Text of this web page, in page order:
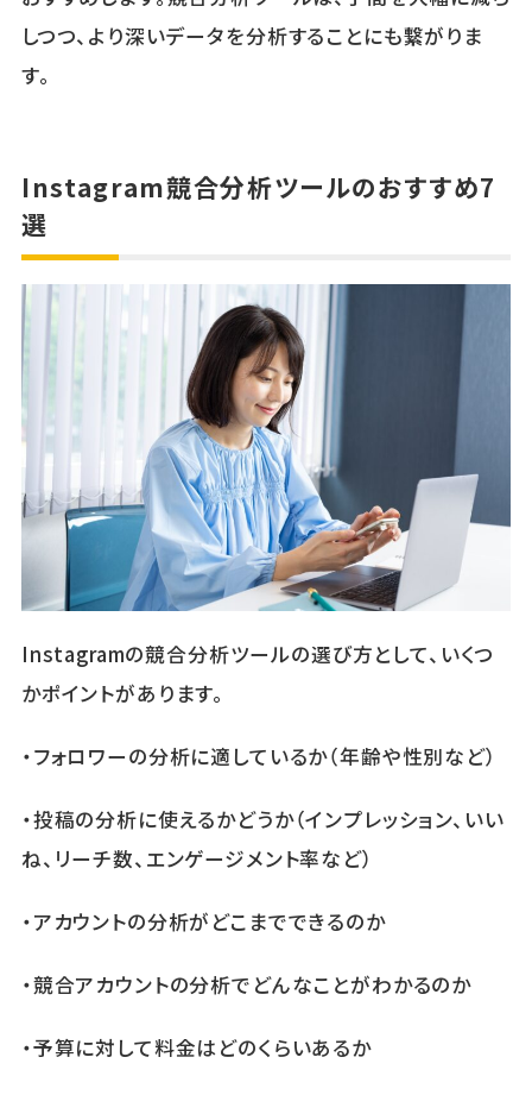
しつつ、より深いデータを分析することにも繋がりま
す。
Instagram競合分析ツールのおすすめ7
選
Instagramの競合分析ツールの選び方として、いくつ
かポイントがあります。
・フォロワーの分析に適しているか（年齢や性別など）
・投稿の分析に使えるかどうか（インプレッション、いい
ね、リーチ数、エンゲージメント率など）
・アカウントの分析がどこまでできるのか
・競合アカウントの分析でどんなことがわかるのか
・予算に対して料金はどのくらいあるか